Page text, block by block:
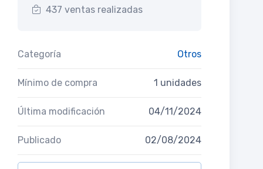
437 ventas realizadas
Categoría Otros
Mínimo de compra 1 unidades
Última modificación 04/11/2024
Publicado 02/08/2024